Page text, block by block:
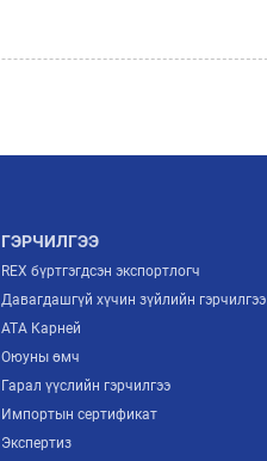
ГЭРЧИЛГЭЭ
REX бүртгэгдсэн экспортлогч
Давагдашгүй хүчин зүйлийн гэрчилгээ
ATA Карней
Оюуны өмч
Гарал үүслийн гэрчилгээ
Импортын сертификат
Экспертиз